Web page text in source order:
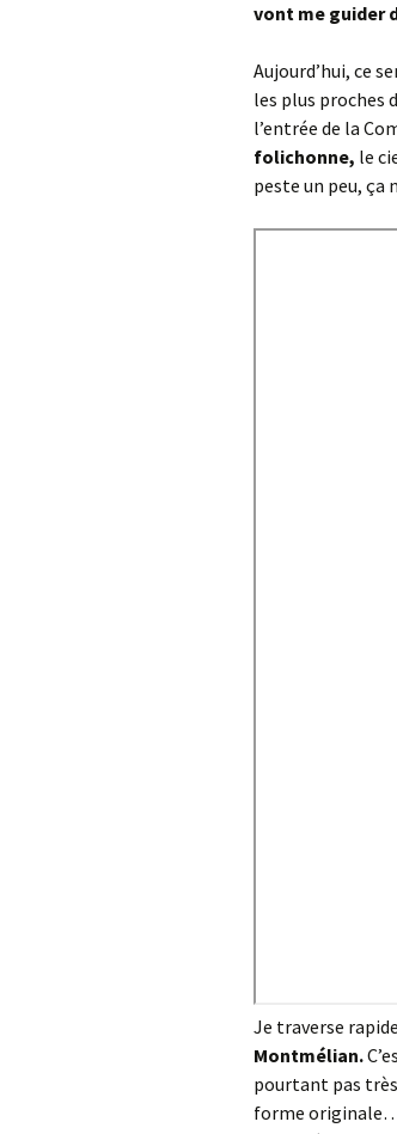
vont me guider
Aujourd’hui, ce
les plus proches
l’entrée de la
folichonne, le
peste un peu,
Je traverse
Montmélian.
pourtant pas très
forme originale…